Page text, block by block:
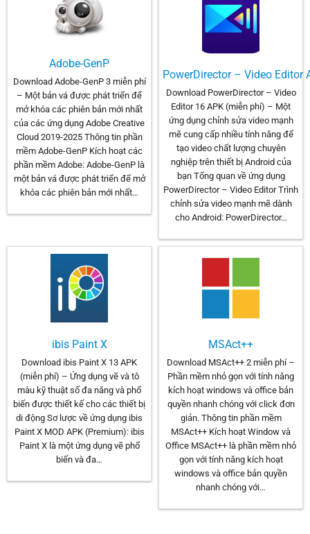
Adobe-GenP
Download Adobe-GenP 3 miễn phí
– Một bản vá được phát triển để
mở khóa các phiên bản mới nhất
của các ứng dụng Adobe Creative
Cloud 2019-2025 Thông tin phần
mềm Adobe-GenP Kích hoạt các
phần mềm Adobe: Adobe-GenP là
một bản vá được phát triển để mở
khóa các phiên bản mới nhất…
PowerDirector – Video Editor
Download PowerDirector – Video
Editor 16 APK (miễn phí) – Một
ứng dụng chỉnh sửa video mạnh
mẽ cung cấp nhiều tính năng để
tạo video chất lượng chuyên
nghiệp trên thiết bị Android của
bạn Tổng quan về ứng dụng
PowerDirector – Video Editor Trình
chỉnh sửa video mạnh mẽ dành
cho Android: PowerDirector…
ibis Paint X
Download ibis Paint X 13 APK
(miễn phí) – Ứng dụng vẽ và tô
màu kỹ thuật số đa năng và phổ
biến được thiết kế cho các thiết bị
di động Sơ lược về ứng dụng ibis
Paint X MOD APK (Premium): ibis
Paint X là một ứng dụng vẽ phổ
biến và đa…
MSAct++
Download MSAct++ 2 miễn phí –
Phần mềm nhỏ gọn với tính năng
kích hoạt windows và office bản
quyền nhanh chóng với click đơn
giản. Thông tin phần mềm
MSAct++ Kích hoạt Window và
Office MSAct++ là phần mềm nhỏ
gọn với tính năng kích hoạt
windows và office bản quyền
nhanh chóng với…